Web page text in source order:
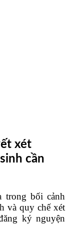
xét
cần
trong bối cảnh
và quy chế xét
ký nguyện